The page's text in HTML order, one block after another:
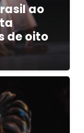
ao
de oito